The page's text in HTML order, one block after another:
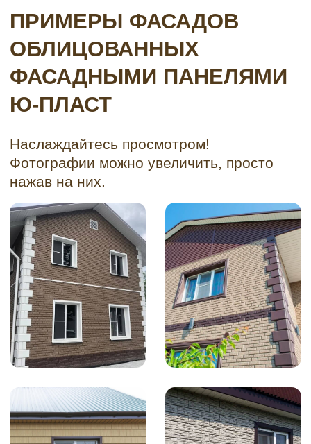
Еще больше фотографий в галереи
→
Евгений
«Три года назад облицевал дом сайдингом
никаких. Выглядит как натуральное
дерево, а ухаживать проще простого.
Краску обновлять не надо — это главное.
Замечательная продукция!»
ОТЗЫВЫ О ФАСАДНЫХ
ПАНЕЛЯХ DOCKE